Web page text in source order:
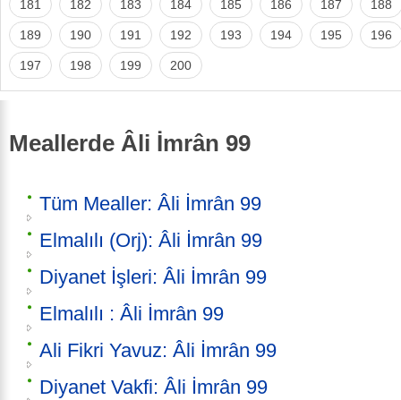
181 182 183 184 185 186 187 188
189 190 191 192 193 194 195 196
197 198 199 200
Meallerde Âli İmrân 99
Tüm Mealler: Âli İmrân 99
Elmalılı (Orj): Âli İmrân 99
Diyanet İşleri: Âli İmrân 99
Elmalılı : Âli İmrân 99
Ali Fikri Yavuz: Âli İmrân 99
Diyanet Vakfi: Âli İmrân 99